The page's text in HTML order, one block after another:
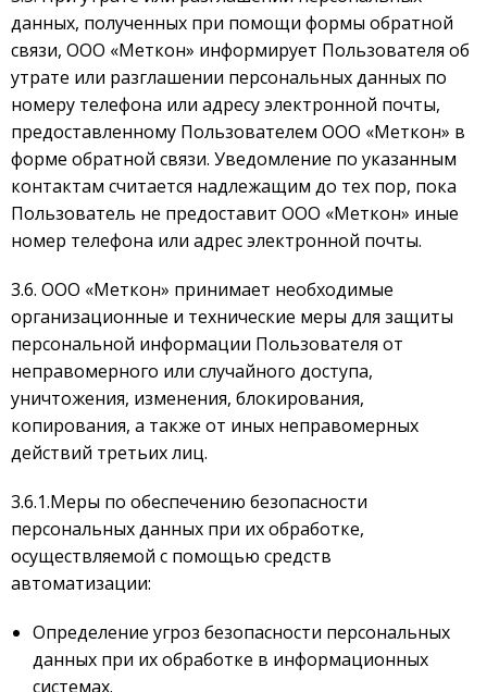
данных, полученных при помощи формы обратной
связи, ООО «Меткон» информирует Пользователя об
утрате или разглашении персональных данных по
номеру телефона или адресу электронной почты,
предоставленному Пользователем ООО «Меткон» в
форме обратной связи. Уведомление по указанным
контактам считается надлежащим до тех пор, пока
Пользователь не предоставит ООО «Меткон» иные
номер телефона или адрес электронной почты.
3.6. ООО «Меткон» принимает необходимые
организационные и технические меры для защиты
персональной информации Пользователя от
неправомерного или случайного доступа,
уничтожения, изменения, блокирования,
копирования, а также от иных неправомерных
действий третьих лиц.
3.6.1.Меры по обеспечению безопасности
персональных данных при их обработке,
осуществляемой с помощью средств
автоматизации:
Определение угроз безопасности персональных
данных при их обработке в информационных
системах.